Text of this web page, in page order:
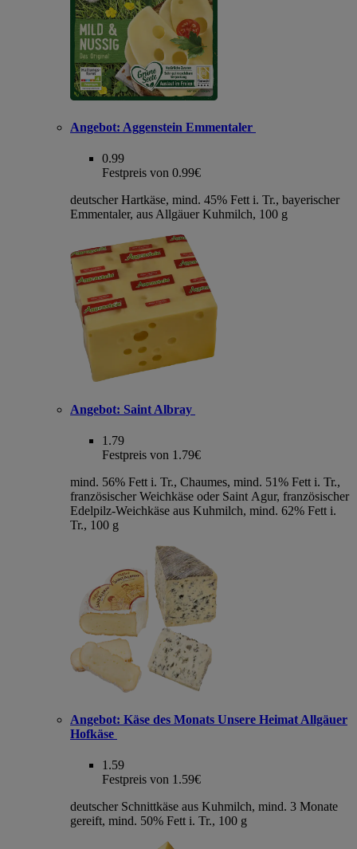
Angebot: Aggenstein Emmentaler
0.99
Festpreis von 0.99€
deutscher Hartkäse, mind. 45% Fett i. Tr., bayerischer
Emmentaler, aus Allgäuer Kuhmilch, 100 g
Angebot: Saint Albray
1.79
Festpreis von 1.79€
mind. 56% Fett i. Tr., Chaumes, mind. 51% Fett i. Tr.,
französischer Weichkäse oder Saint Agur, französischer
Edelpilz-Weichkäse aus Kuhmilch, mind. 62% Fett i.
Tr., 100 g
Angebot: Käse des Monats Unsere Heimat Allgäuer
Hofkäse
1.59
Festpreis von 1.59€
deutscher Schnittkäse aus Kuhmilch, mind. 3 Monate
gereift, mind. 50% Fett i. Tr., 100 g